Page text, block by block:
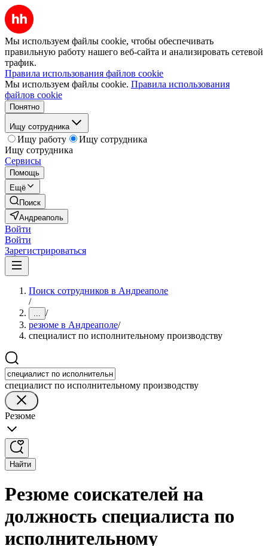
Мы используем файлы cookie, чтобы обеспечивать
правильную работу нашего веб-сайта и анализировать сетевой
трафик.
Правила использования файлов cookie
Мы используем файлы cookie. Правила использования
файлов cookie
Понятно
Ищу сотрудника
Ищу работу
Ищу сотрудника
Ищу сотрудника
Сервисы
Помощь
Ещё
Поиск
Андреаполь
Войти
Войти
Зарегистрироваться
Поиск сотрудников в Андреаполе
/
... /
резюме в Андреаполе/
специалист по исполнительному производству
специалист по исполнительному производству
Резюме
Найти
Резюме соискателей на
должность специалиста по
исполнительному